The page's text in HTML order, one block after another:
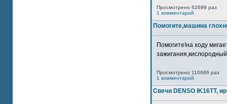
Просмотрено 62699 раз
1 комментарий
Помогите,машина
Помогите!на ходу
Просмотрено 110686 раз
1 комментарий
Свечи DENSO IK16TT,